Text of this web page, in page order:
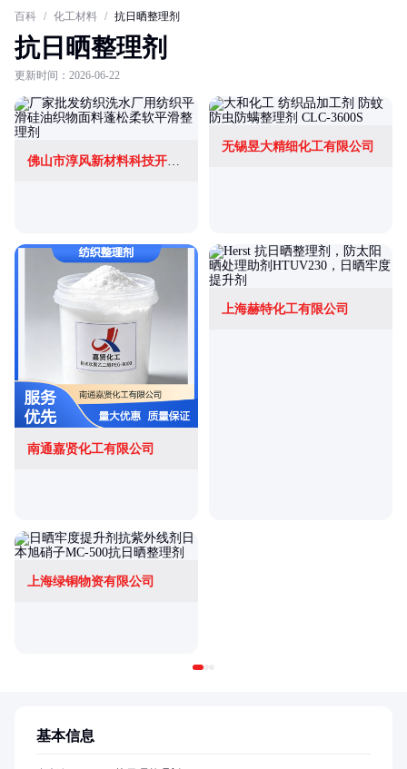
百科 / 化工材料 / 抗日晒整理剂
抗日晒整理剂
更新时间：2026-06-22
佛山市淳风新材料科技开发有限公司
无锡昱大精细化工有限公司
南通嘉贤化工有限公司
上海赫特化工有限公司
上海绿铜物资有限公司
基本信息